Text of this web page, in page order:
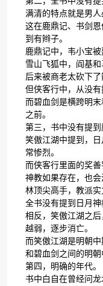
满清的特点就是男人
这在鹿鼎记、书剑
到有辫子。
鹿鼎记中，韦小宝被
雪山飞狐中，阎基
后来被商老太砍下了
但侠客行中，从没有
而碧血剑是横跨明
之前。
第三，书中没有提到
笑傲江湖中提到，
常惨烈。
而侠客行里面的奖
神教如果存在，也
林顶尖高手，教派实
全书没有提到日月神
相反，笑傲江湖之
越弱，逐步消亡。
而笑傲江湖是明朝
和碧血剑之间的明朝
第四，明确的年代。
书中白自在曾经问龙